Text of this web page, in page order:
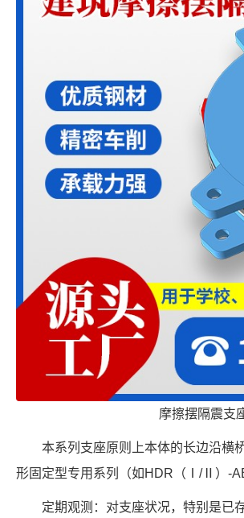
摩擦摆隔震支
本系列支座原则上本体的长边沿横
形固定型专用系列（如HDR（Ⅰ/Ⅱ）-
定期观测：对支座状况，特别是已